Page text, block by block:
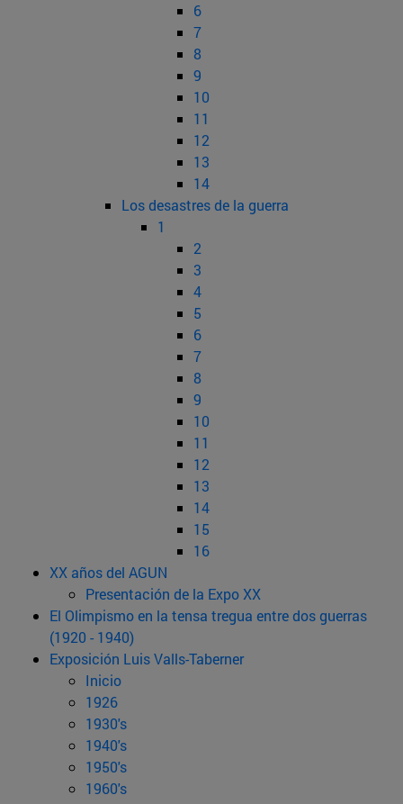
6
7
8
9
10
11
12
13
14
Los desastres de la guerra
1
2
3
4
5
6
7
8
9
10
11
12
13
14
15
16
XX años del AGUN
Presentación de la Expo XX
El Olimpismo en la tensa tregua entre dos guerras
(1920 - 1940)
Exposición Luis Valls-Taberner
Inicio
1926
1930's
1940's
1950's
1960's